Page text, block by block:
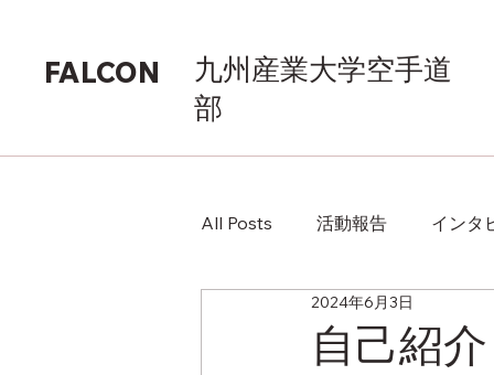
FALCON
九州産業大学空手道
部
All Posts 活動報告 インタ
自己紹介
2024年6月3日